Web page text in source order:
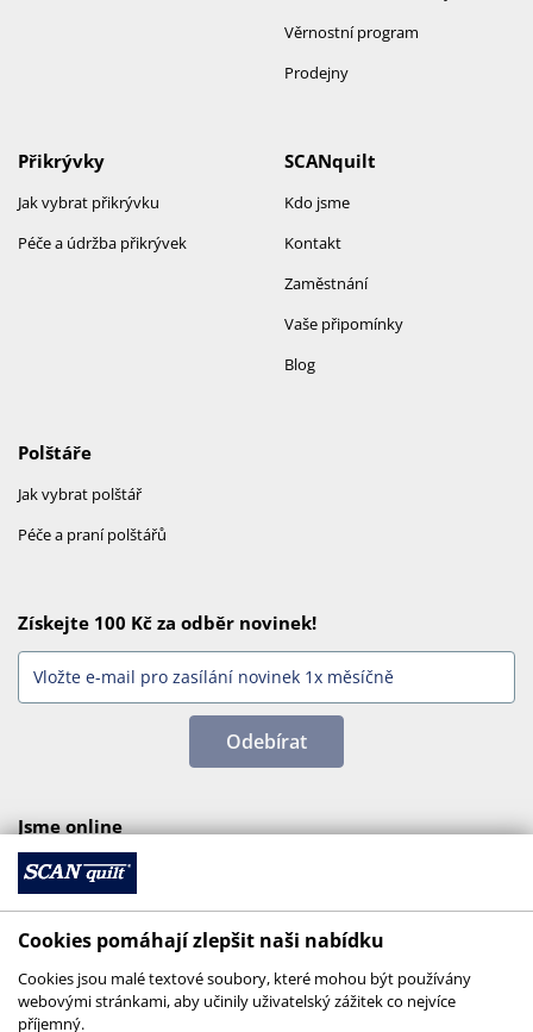
Věrnostní program
Prodejny
SCANquilt
Kdo jsme
Kontakt
Zaměstnání
Vaše připomínky
Blog
Přikrývky
Jak vybrat přikrývku
Péče a údržba přikrývek
Polštáře
Jak vybrat polštář
Péče a praní polštářů
Získejte 100 Kč za odběr novinek!
Odebírat
Jsme online
Cookies pomáhají zlepšit naši nabídku
Cookies jsou malé textové soubory, které mohou být používány
webovými stránkami, aby učinily uživatelský zážitek co nejvíce
příjemný.